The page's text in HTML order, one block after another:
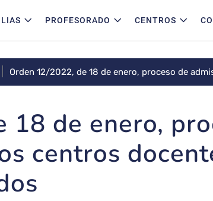
PROFESORADO CENTROS
Orden 12/2022, de 18 de enero, proceso de
y privados concertados
18 de enero,
centros